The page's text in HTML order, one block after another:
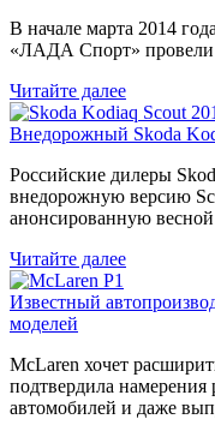
В начале марта 2014
«ЛАДА Спорт»
Читайте далее
Внедорожный Skoda
Российские дилеры
внедорожную версию
анонсированную
Читайте далее
Известный
моделей
McLaren хочет
подтвердила намерения
автомобилей и даже